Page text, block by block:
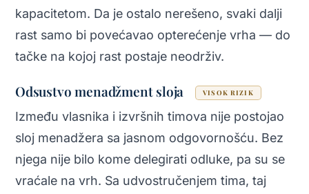
kapacitetom. Da je ostalo nerešeno, svaki dalji
rast samo bi povećavao opterećenje vrha — do
tačke na kojoj rast postaje neodrživ.
Odsustvo menadžment sloja VISOK RIZIK
Između vlasnika i izvršnih timova nije postojao
sloj menadžera sa jasnom odgovornošću. Bez
njega nije bilo kome delegirati odluke, pa su se
vraćale na vrh. Sa udvostručenjem tima, taj